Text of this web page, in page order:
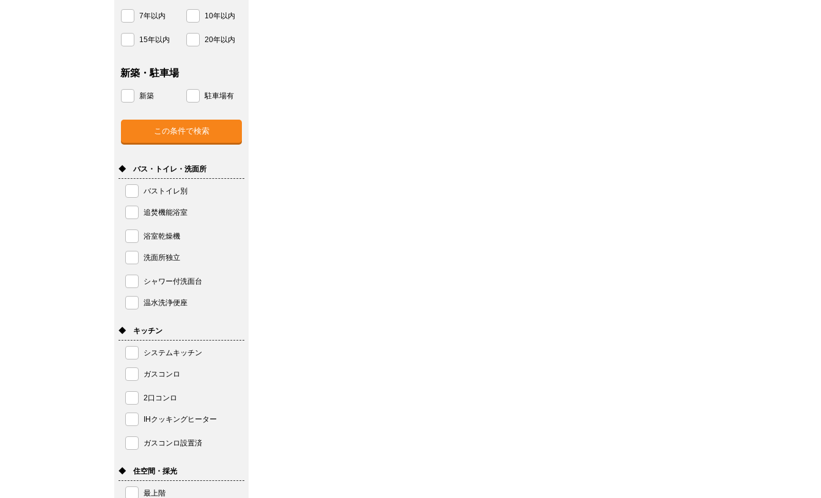
7年以内 10年以内
15年以内 20年以内
新築・駐車場
新築 駐車場有
◆ バス・トイレ・洗面所
バストイレ別
追焚機能浴室
浴室乾燥機
洗面所独立
シャワー付洗面台
温水洗浄便座
◆ キッチン
システムキッチン
ガスコンロ
2口コンロ
IHクッキングヒーター
ガスコンロ設置済
◆ 住空間・採光
最上階